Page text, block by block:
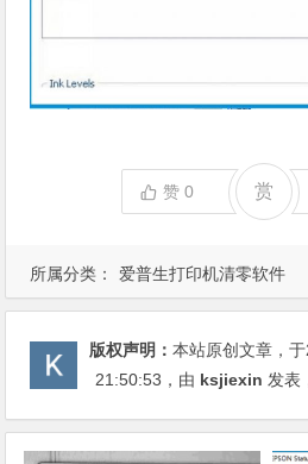
所属分类： 爱普生打印机清零软件
赞0 赏
版权声明：本站原创文章，
21:50:53 ，由 ksjiexin 发表